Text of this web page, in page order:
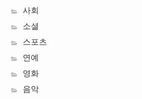
사회
소셜
스포츠
연예
영화
음악